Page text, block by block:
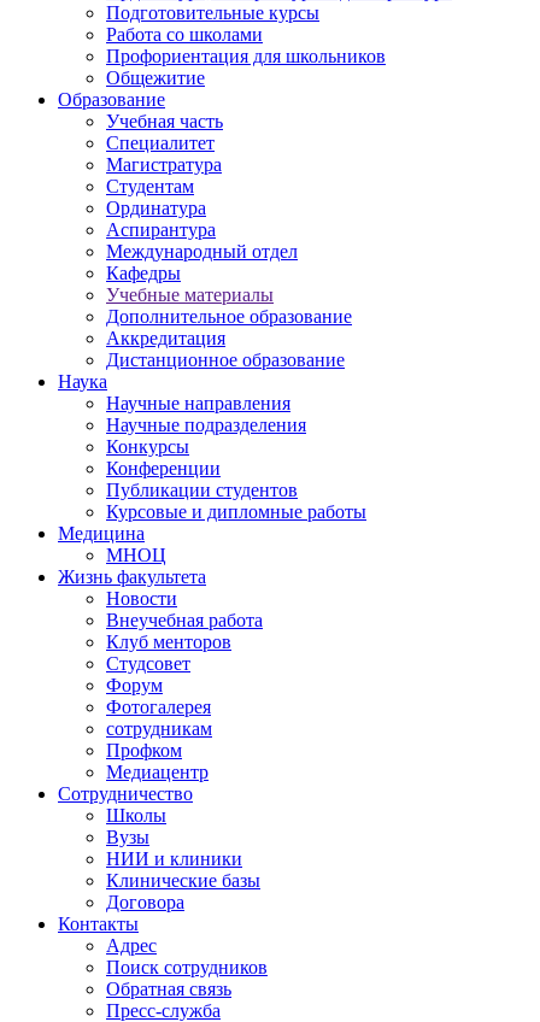
Подготовительные курсы
Работа со школами
Профориентация для школьников
Общежитие
Образование
Учебная часть
Специалитет
Магистратура
Студентам
Ординатура
Аспирантура
Международный отдел
Кафедры
Учебные материалы
Дополнительное образование
Аккредитация
Дистанционное образование
Наука
Научные направления
Научные подразделения
Конкурсы
Конференции
Публикации студентов
Курсовые и дипломные работы
Медицина
МНОЦ
Жизнь факультета
Новости
Внеучебная работа
Клуб менторов
Студсовет
Форум
Фотогалерея
сотрудникам
Профком
Медиацентр
Сотрудничество
Школы
Вузы
НИИ и клиники
Клинические базы
Договора
Контакты
Адрес
Поиск сотрудников
Обратная связь
Пресс-служба